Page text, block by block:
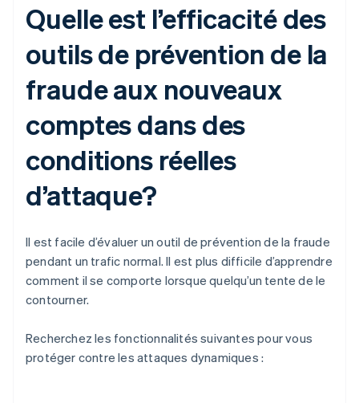
Quelle est l’efficacité des
outils de prévention de la
fraude aux nouveaux
comptes dans des
conditions réelles
d’attaque?
Il est facile d’évaluer un outil de prévention de la fraude
pendant un trafic normal. Il est plus difficile d’apprendre
comment il se comporte lorsque quelqu’un tente de le
contourner.
Recherchez les fonctionnalités suivantes pour vous
protéger contre les attaques dynamiques :